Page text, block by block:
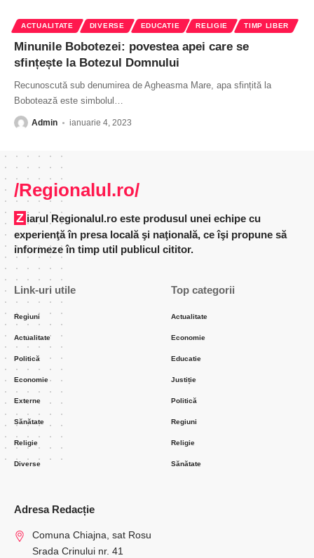
ACTUALITATE DIVERSE EDUCATIE RELIGIE TIMP LIBER
Minunile Bobotezei: povestea apei care se
sfințește la Botezul Domnului
Recunoscută sub denumirea de Agheasma Mare, apa sfințită la
Bobotează este simbolul …
Admin ianuarie 4, 2023
/Regionalul.ro/
Ziarul Regionalul.ro este produsul unei echipe cu
experienţă în presa locală şi naţională, ce îşi propune să
informeze în timp util publicul cititor.
Link-uri utile
Regiuni
Actualitate
Politică
Economie
Externe
Sănătate
Religie
Diverse
Top categorii
Actualitate
Economie
Educatie
Justiție
Politică
Regiuni
Religie
Sănătate
Adresa Redacție
Comuna Chiajna, sat Rosu
Srada Crinului nr. 41